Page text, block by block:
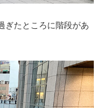
ぎたところに階段があ